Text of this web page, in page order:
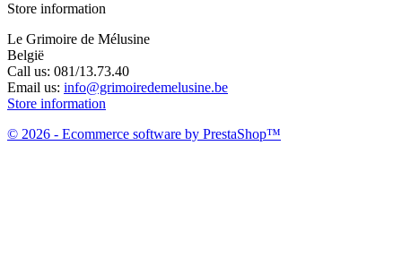
Store information
Le Grimoire de Mélusine
België
Call us: 081/13.73.40
Email us: info@grimoiredemelusine.be
Store information
© 2026 - Ecommerce software by PrestaShop™